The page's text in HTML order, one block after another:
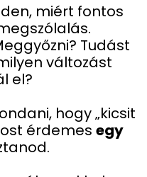
miért fontos
Tudást
változást
el?
hogy „kicsit
érdemes egy